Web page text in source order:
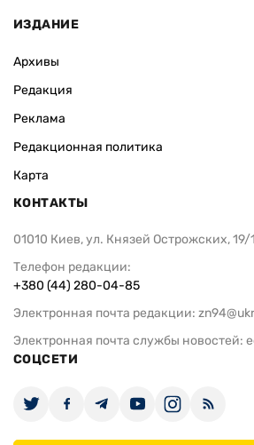
ИЗДАНИЕ
Архивы
Редакция
Реклама
Редакционная политика
Карта
КОНТАКТЫ
01010 Киев, ул. Князей Острожских, 19/1
Телефон редакции:
+380 (44) 280-04-85
Электронная почта редакции:
Электронная почта службы новостей:
СОЦСЕТИ